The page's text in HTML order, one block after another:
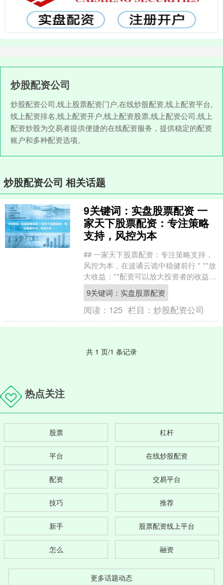
炒股配资公司
炒股配资公司,线上股票配资门户,在线炒股配资,线上配资平台,
线上配资排名,线上配资开户,线上配资股票,线上配资公司,线上
配资炒股为交易者提供便捷的在线配资服务，提供稳定的配资
账户和多种配资选项。
炒股配资公司 相关话题
9关键词：实盘股票配资 一
家天下股票配资：专注策略
支持，风控为本
## 一家天下股票配资：专注策略支持，
风控为本，在波谲云诡中稳健前行 * **放
大收益：**配资可以放大投资者的收益，
提高投资效率。 在当今这个信息爆炸、
市场瞬....
9关键词：实盘股票配资
阅读： 125 栏目：炒股配资公司
共 1 页/1 条记录
热点关注
股票 杠杆
平台 在线炒股配资
配资 交易平台
技巧 推荐
新手 股票配资线上平台
怎么 融资
更多话题动态